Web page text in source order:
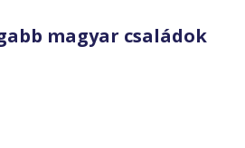
magyar családok